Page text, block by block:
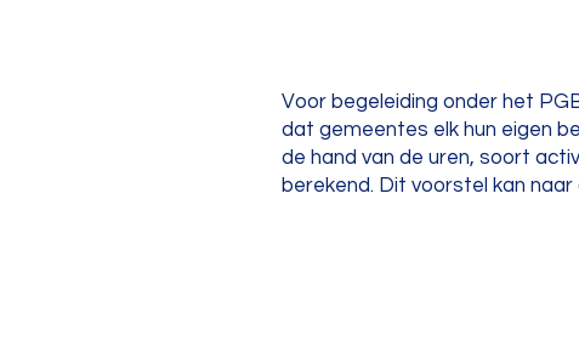
Voor begeleiding onder het
dat gemeentes elk hun eigen
de hand van de uren, soort
berekend. Dit voorstel kan